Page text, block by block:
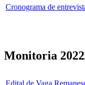
Cronograma de
Monitoria
Edital de Vaga